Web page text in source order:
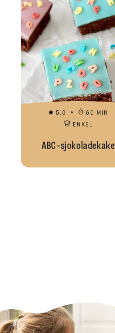
5.0
60 MIN
ENKEL
ABC-sjokoladekake